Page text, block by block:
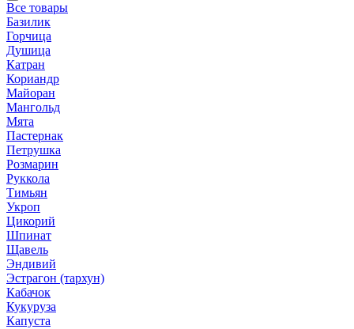
Все товары
Базилик
Горчица
Душица
Катран
Кориандр
Майоран
Мангольд
Мята
Пастернак
Петрушка
Розмарин
Руккола
Тимьян
Укроп
Цикорий
Шпинат
Щавель
Эндивий
Эстрагон (тархун)
Кабачок
Кукуруза
Капуста